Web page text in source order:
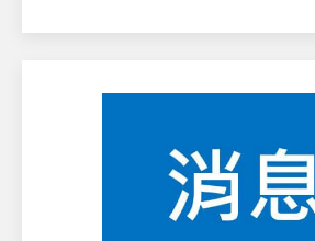
（TVS）部分或全部股權予強茂。